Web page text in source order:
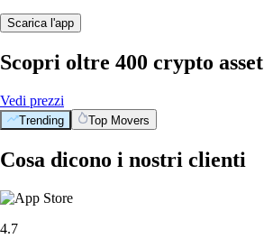
Scarica l'app
Scopri oltre 400 crypto asset
Vedi prezzi
Trending Top Movers
Cosa dicono i nostri clienti
4.7